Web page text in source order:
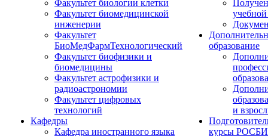
Факультет биологии клетки
Факультет биомедицинской
инженерии
Факультет
БиоМедФармТехнологический
Факультет биофизики и
биомедицины
Факультет астрофизики и
радиоастрономии
Факультет цифровых
технологий
Кафедры
Кафедра иностранного языка
образование
и
курсы